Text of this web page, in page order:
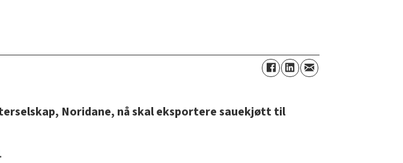
Noridane, nå skal eksportere sauekjøtt til
.